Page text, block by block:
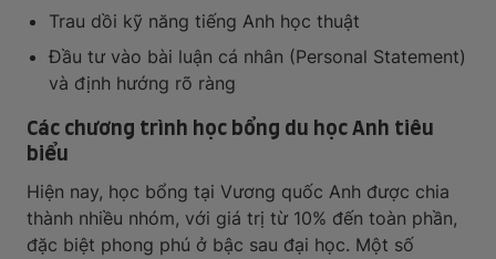
Trau dồi kỹ năng tiếng Anh học thuật
Đầu tư vào bài luận cá nhân (Personal Statement)
và định hướng rõ ràng
Các chương trình học bổng du học Anh tiêu
biểu
Hiện nay, học bổng tại Vương quốc Anh được chia
thành nhiều nhóm, với giá trị từ 10% đến toàn phần,
đặc biệt phong phú ở bậc sau đại học. Một số